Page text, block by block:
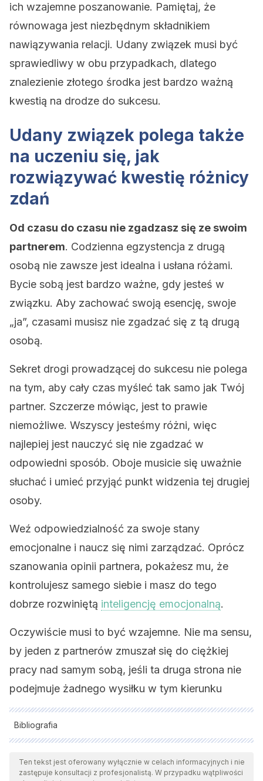
ich wzajemne poszanowanie. Pamiętaj, że
równowaga jest niezbędnym składnikiem
nawiązywania relacji. Udany związek musi być
sprawiedliwy w obu przypadkach, dlatego
znalezienie złotego środka jest bardzo ważną
kwestią na drodze do sukcesu.
Udany związek polega także
na uczeniu się, jak
rozwiązywać kwestię różnicy
zdań
Od czasu do czasu nie zgadzasz się ze swoim
partnerem. Codzienna egzystencja z drugą
osobą nie zawsze jest idealna i usłana różami.
Bycie sobą jest bardzo ważne, gdy jesteś w
związku. Aby zachować swoją esencję, swoje
„ja”, czasami musisz nie zgadzać się z tą drugą
osobą.
Sekret drogi prowadzącej do sukcesu nie polega
na tym, aby cały czas myśleć tak samo jak Twój
partner. Szczerze mówiąc, jest to prawie
niemożliwe. Wszyscy jesteśmy różni, więc
najlepiej jest nauczyć się nie zgadzać w
odpowiedni sposób. Oboje musicie się uważnie
słuchać i umieć przyjąć punkt widzenia tej drugiej
osoby.
Weź odpowiedzialność za swoje stany
emocjonalne i naucz się nimi zarządzać. Oprócz
szanowania opinii partnera, pokażesz mu, że
kontrolujesz samego siebie i masz do tego
dobrze rozwiniętą inteligencję emocjonalną.
Oczywiście musi to być wzajemne. Nie ma sensu,
by jeden z partnerów zmuszał się do ciężkiej
pracy nad samym sobą, jeśli ta druga strona nie
podejmuje żadnego wysiłku w tym kierunku
Bibliografia
Wszystkie cytowane źródła zostały gruntownie
przeanalizowane przez nasz zespół w celu zapewnienia ich
jakości, wiarygodności, aktualności i ważności. Bibliografia
Ten tekst jest oferowany wyłącznie w celach informacyjnych i nie
zastępuje konsultacji z profesjonalistą. W przypadku wątpliwości